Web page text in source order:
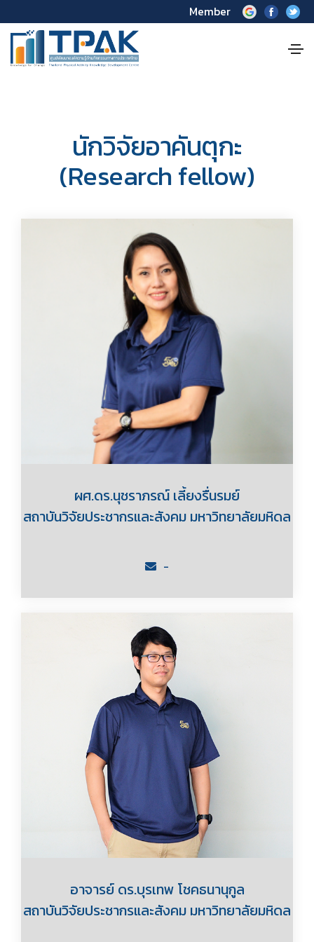
Member
นักวิจัยอาคันตุกะ
(Research fellow)
ผศ.ดร.นุชราภรณ์ เลี้ยงรื่นรมย์
สถาบันวิจัยประชากรและสังคม มหาวิทยาลัยมหิดล
-
อาจารย์ ดร.บุรเทพ โชคธนานุกูล
สถาบันวิจัยประชากรและสังคม มหาวิทยาลัยมหิดล